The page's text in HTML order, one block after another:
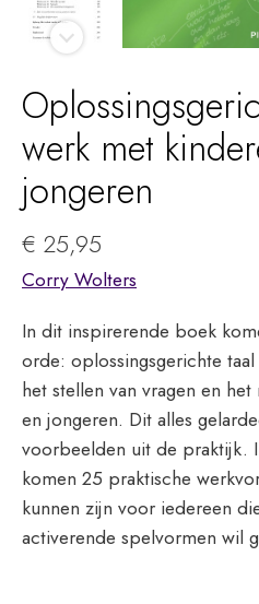
werk met
jongeren
€ 25,95
Corry Wolters
In dit inspirerende boek
orde: oplossingsgerichte
het stellen van vragen en
en jongeren. Dit alles
voorbeelden uit de praktijk.
komen 25 praktische
kunnen zijn voor iedereen
activerende spelvormen wil